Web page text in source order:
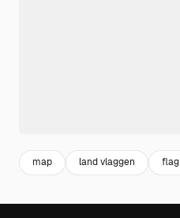
map land vlaggen flag